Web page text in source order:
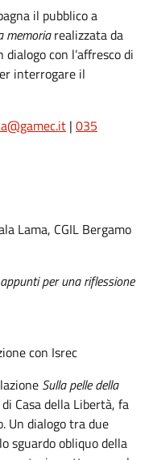
il pubblico a
memoriarealizzata da
con l’affresco di
interrogare il
| 035
Lama, CGIL Bergamo
per una riflessione
con Isrec
Sulla pelle della
Casa della Libertà, fa
Un dialogo tra due
sguardo obliquo della